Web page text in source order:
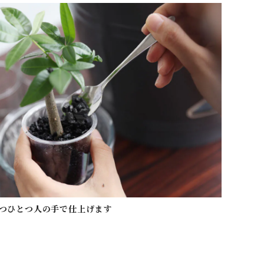
ひとつ人の手で仕上げます